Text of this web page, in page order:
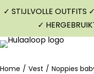
✓ STIJLVOLLE OUTFITS
✓
Home / Vest / Noppies